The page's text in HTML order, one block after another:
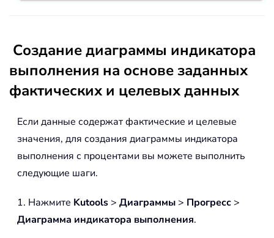
Создание диаграммы индикатора
выполнения на основе заданных
фактических и целевых данных
Если данные содержат фактические и целевые
значения, для создания диаграммы индикатора
выполнения с процентами вы можете выполнить
следующие шаги.
1. Нажмите Kutools > Диаграммы > Прогресс >
Диаграмма индикатора выполнения.